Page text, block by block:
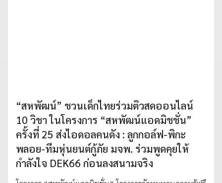
“สหพัฒน์” ชวนเด็กไทยร่วมติวสดออนไลน์
10 วิชา ในโครงการ “สหพัฒน์แอดมิชชั่น”
ครั้งที่ 25 ส่งไอดอลคนดัง : ลูกกอล์ฟ-พิกะ
พลอย-ทีมหุ่นยนต์กู้ภัย มจพ. ร่วมพูดคุยให้
กำลังใจ DEK66 ก่อนลงสนามจริง